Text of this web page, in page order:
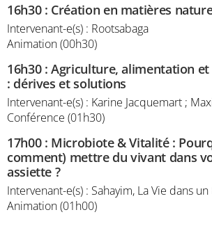
16h30: Création en matières
Intervenant-e(s) : Rootsabaga
Animation (00h30)
16h30:Agriculture, alimentation
: dérives et solutions
Intervenant-e(s) : Karine Jacquemart ;
Conférence (01h30)
17h00: Microbiote & Vitalité :
comment) mettre du vivant dans
assiette ?
Intervenant-e(s) : Sahayim, La Vie dans un
Animation (01h00)